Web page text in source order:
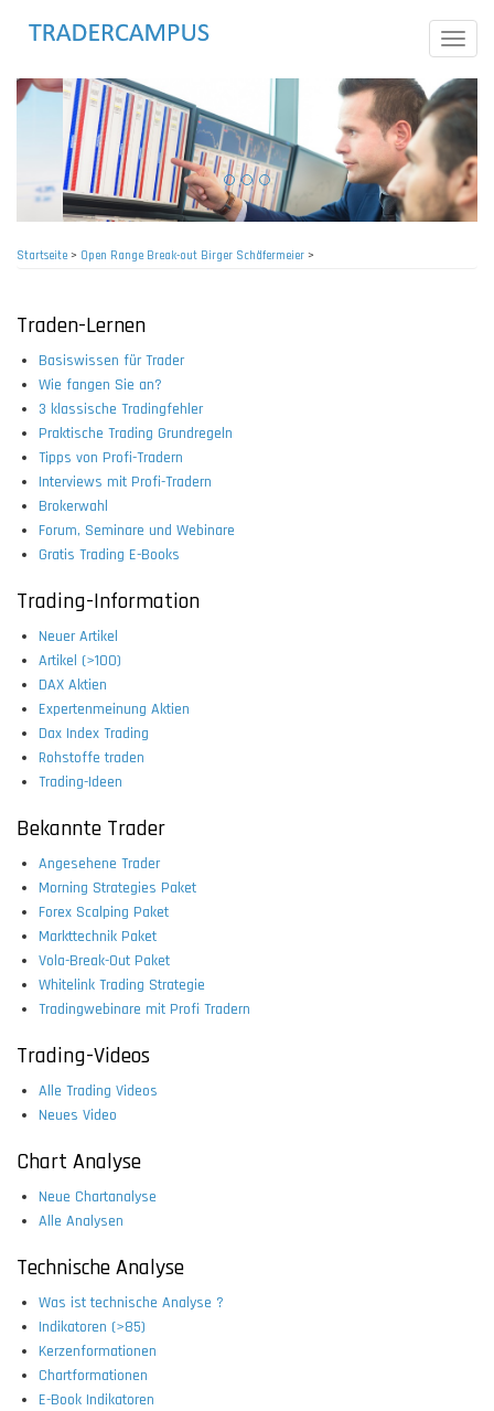
Toggle
Startseite> Open Range Break-out Birger Schäfermeier >
Traden-Lernen
Basiswissen für Trader
Wie fangen Sie an?
3 klassische Tradingfehler
Praktische Trading Grundregeln
Tipps von Profi-Tradern
Interviews mit Profi-Tradern
Brokerwahl
Forum, Seminare und Webinare
Gratis Trading E-Books
Trading-Information
Neuer Artikel
Artikel (>100)
DAX Aktien
Expertenmeinung Aktien
Dax Index Trading
Rohstoffe traden
Trading-Ideen
Bekannte Trader
Angesehene Trader
Morning Strategies Paket
Forex Scalping Paket
Markttechnik Paket
Vola-Break-Out Paket
Whitelink Trading Strategie
Tradingwebinare mit Profi Tradern
Trading-Videos
Alle Trading Videos
Neues Video
Chart Analyse
Neue Chartanalyse
Alle Analysen
Technische Analyse
Was ist technische Analyse ?
Indikatoren (>85)
Kerzenformationen
Chartformationen
E-Book Indikatoren